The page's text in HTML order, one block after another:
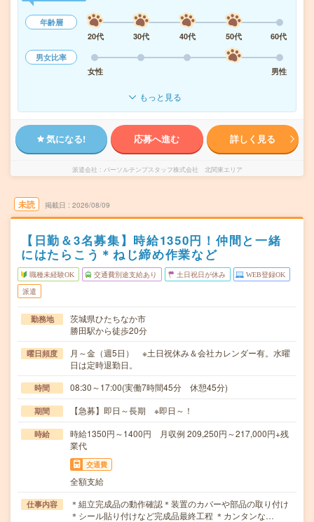
年齢層
20代
30代 40代 50代
60代
男女比率
女性
男性
もっと見る
気になる! 応募へ進む 詳しく見る
派遣会社 パーソルテンプスタッフ株式会社 北関東エリア
未読 掲載日 2026/08/09
【日勤＆3名募集】時給1350円！仲間と一緒
にはたらこう＊ねじ締め作業など
職種未経験OK 交通費別途支給あり 土日祝日が休み WEB登録OK
派遣
勤務地
茨城県ひたちなか市
勝田駅から徒歩20分
曜日頻度
月～金（週5日） ※土日祝休み＆会社カレンダー有。水曜
日は定時退勤日。
時間 08:30～17:00(実働7時間45分 休憩45分)
期間 【急募】即日～長期 ※即日～！
時給
時給1350円～1400円 月収例 209,250円～217,000円+残
業代
交通費
全額支給
仕事内容
＊組立完成品の動作確認＊装置のカバーや部品の取り付け
＊シール貼り付けなど完成品最終工程 ＊カンタンな…